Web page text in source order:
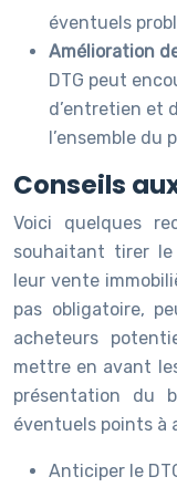
éventuels
Amélioration
DTG peut
d’entretien et
l’ensemble du
Conseils
Voici quelques
souhaitant tirer
leur vente
pas obligatoire,
acheteurs
mettre en avant
présentation du
éventuels points à
Anticiper le